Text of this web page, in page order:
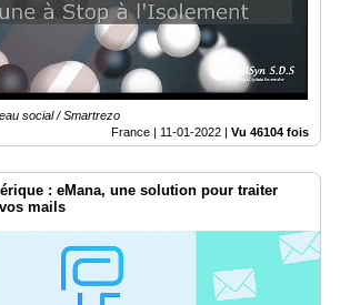
social / Smartrezo
France | 11-01-2022 | Vu 46104 fois
: eMana, une solution pour traiter
mails